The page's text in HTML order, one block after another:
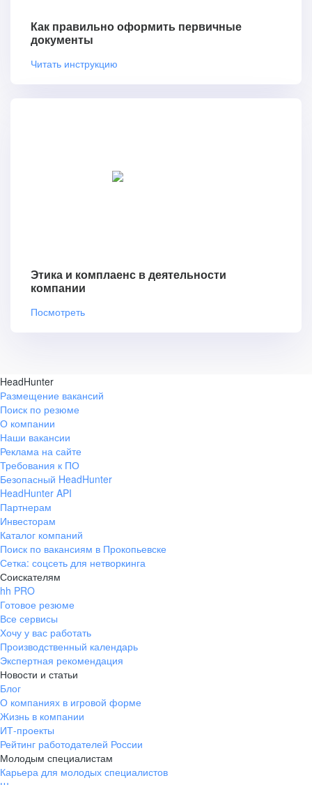
Как правильно оформить первичные
документы
Читать инструкцию
Этика и комплаенс в деятельности
компании
Посмотреть
HeadHunter
Размещение вакансий
Поиск по резюме
О компании
Наши вакансии
Реклама на сайте
Требования к ПО
Безопасный HeadHunter
HeadHunter API
Партнерам
Инвесторам
Каталог компаний
Поиск по вакансиям в Прокопьевске
Сетка: соцсеть для нетворкинга
Соискателям
hh PRO
Готовое резюме
Все сервисы
Хочу у вас работать
Производственный календарь
Экспертная рекомендация
Новости и статьи
Блог
О компаниях в игровой форме
Жизнь в компании
ИТ-проекты
Рейтинг работодателей России
Молодым специалистам
Карьера для молодых специалистов